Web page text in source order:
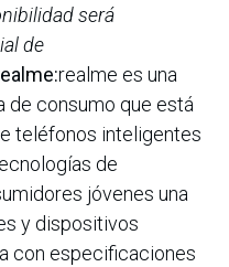
será
de
realme es una
de consumo que está
teléfonos inteligentes
de
jóvenes una
y dispositivos
con especificaciones